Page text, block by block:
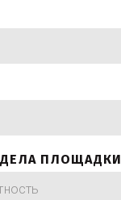
ПЛОЩАДКИ